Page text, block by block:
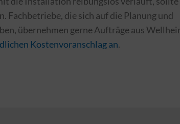
Fachbetriebe, die sich auf die Planung und
übernehmen gerne Aufträge aus
Kostenvoranschlag an.